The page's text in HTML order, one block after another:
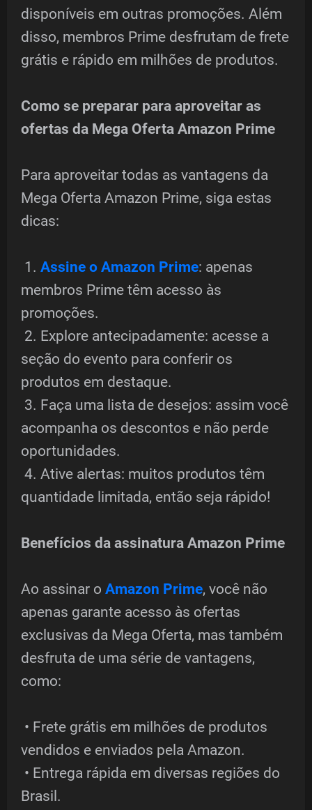
disponíveis em outras promoções. Além
disso, membros Prime desfrutam de frete
grátis e rápido em milhões de produtos.
Como se preparar para aproveitar as
ofertas da Mega Oferta Amazon Prime
Para aproveitar todas as vantagens da
Mega Oferta Amazon Prime, siga estas
dicas:
1. Assine o Amazon Prime: apenas
membros Prime têm acesso às
promoções.
2. Explore antecipadamente: acesse a
seção do evento para conferir os
produtos em destaque.
3. Faça uma lista de desejos: assim você
acompanha os descontos e não perde
oportunidades.
4. Ative alertas: muitos produtos têm
quantidade limitada, então seja rápido!
Benefícios da assinatura Amazon Prime
Ao assinar o Amazon Prime, você não
apenas garante acesso às ofertas
exclusivas da Mega Oferta, mas também
desfruta de uma série de vantagens,
como:
• Frete grátis em milhões de produtos
vendidos e enviados pela Amazon.
• Entrega rápida em diversas regiões do
Brasil.